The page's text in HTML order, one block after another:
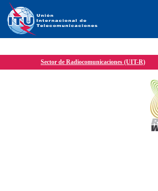
Sector de Radiocomunicaciones (UIT-R)